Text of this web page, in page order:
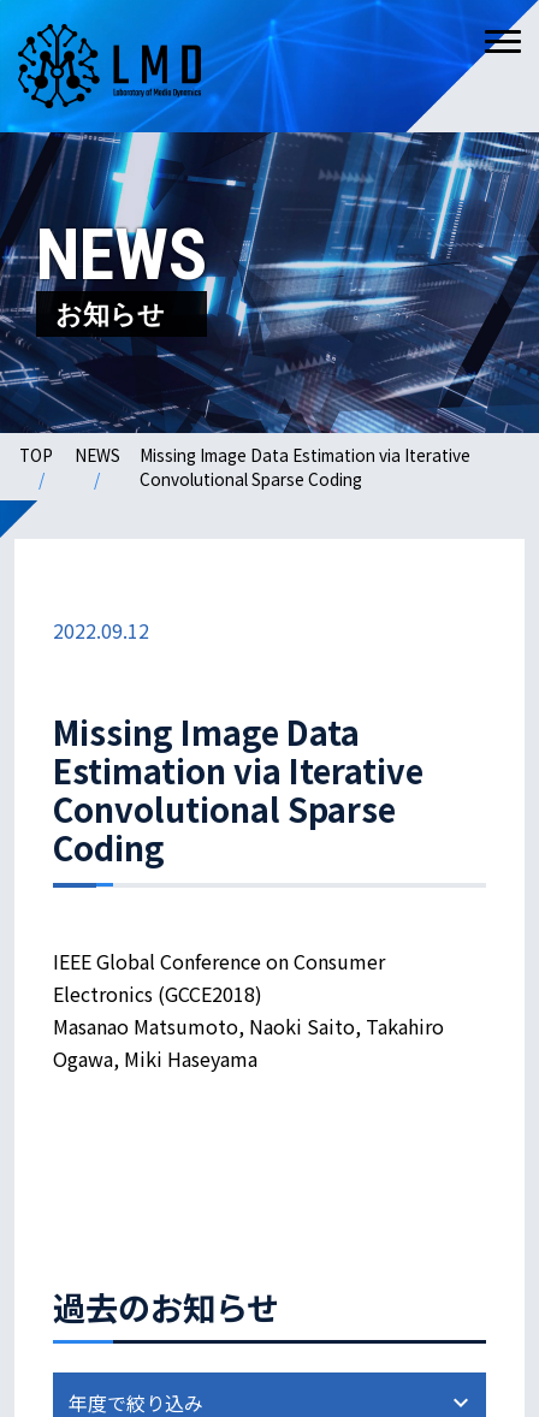
NEWS
お知らせ
TOP NEWS
Missing Image Data Estimation via Iterative
Convolutional Sparse Coding
過去のお知らせ
2022.09.12
Missing Image Data
Estimation via Iterative
Convolutional Sparse
Coding
IEEE Global Conference on Consumer
Electronics (GCCE2018)
Masanao Matsumoto, Naoki Saito, Takahiro
Ogawa, Miki Haseyama